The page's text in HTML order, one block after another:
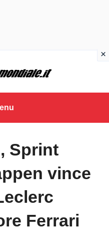
Sprint
vince
Ferrari